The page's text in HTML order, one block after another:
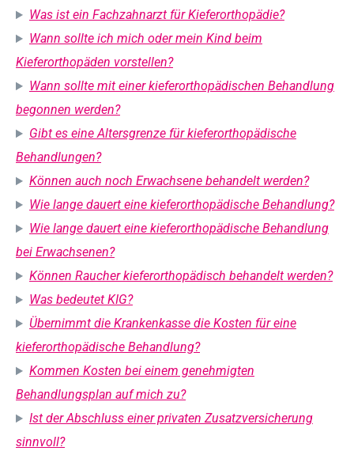
Was ist ein Fachzahnarzt für Kieferorthopädie?
Wann sollte ich mich oder mein Kind beim
Kieferorthopäden vorstellen?
Wann sollte mit einer kieferorthopädischen Behandlung
begonnen werden?
Gibt es eine Altersgrenze für kieferorthopädische
Behandlungen?
Können auch noch Erwachsene behandelt werden?
Wie lange dauert eine kieferorthopädische Behandlung?
Wie lange dauert eine kieferorthopädische Behandlung
bei Erwachsenen?
Können Raucher kieferorthopädisch behandelt werden?
Was bedeutet KIG?
Übernimmt die Krankenkasse die Kosten für eine
kieferorthopädische Behandlung?
Kommen Kosten bei einem genehmigten
Behandlungsplan auf mich zu?
Ist der Abschluss einer privaten Zusatzversicherung
sinnvoll?